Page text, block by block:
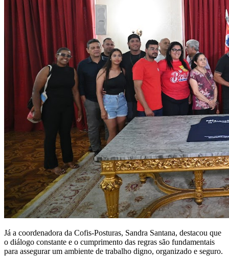
Já a coordenadora da Cofis-Posturas, Sandra Santana, destacou que
o diálogo constante e o cumprimento das regras são fundamentais
para assegurar um ambiente de trabalho digno, organizado e seguro.